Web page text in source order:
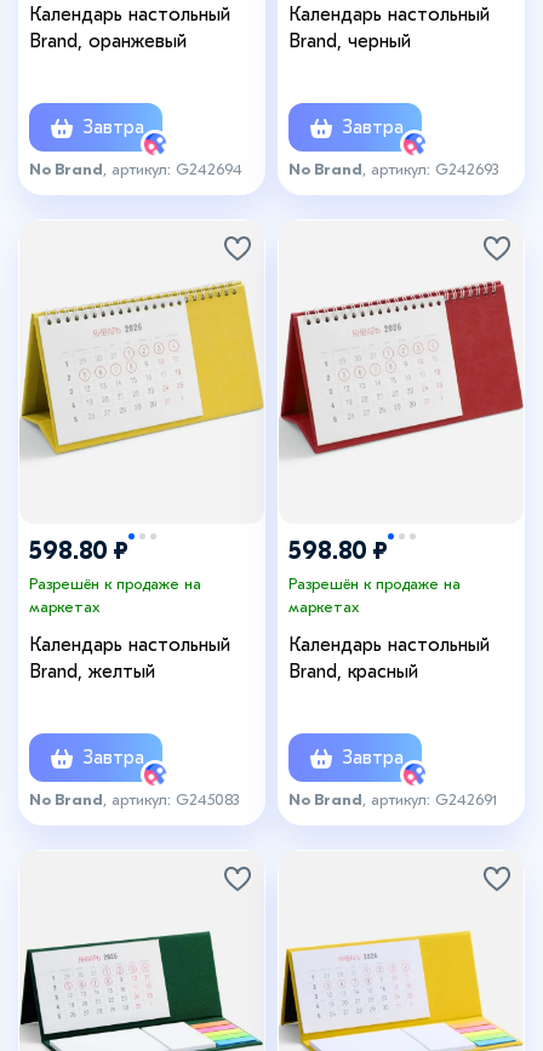
Календарь настольный
Brand, оранжевый
Завтра
No Brand , артикул: G242694
Календарь настольный
Brand, черный
Завтра
No Brand , артикул: G242693
598.80 ₽
Разрешён к продаже на
маркетах
Календарь настольный
Brand, желтый
Завтра
No Brand , артикул: G245083
598.80 ₽
Разрешён к продаже на
маркетах
Календарь настольный
Brand, красный
Завтра
No Brand , артикул: G242691